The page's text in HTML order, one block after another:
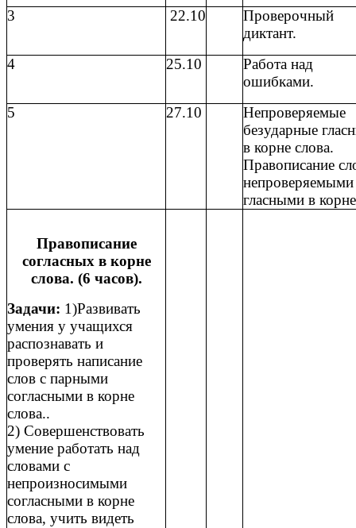
3
22.10
Проверочный
диктант.
4
25.10
Работа над
ошибками.
5
27.10
Непроверяемые
безударные
в корне слова.
Правописание
непроверяемыми
гласными в
Правописание
согласных в корне
слова. (6 часов).
Задачи: 1)Развивать
умения у учащихся
распознавать и
проверять написание
слов с парными
согласными в корне
слова..
2) Совершенствовать
умение работать над
словами с
непроизносимыми
согласными в корне
слова, учить видеть